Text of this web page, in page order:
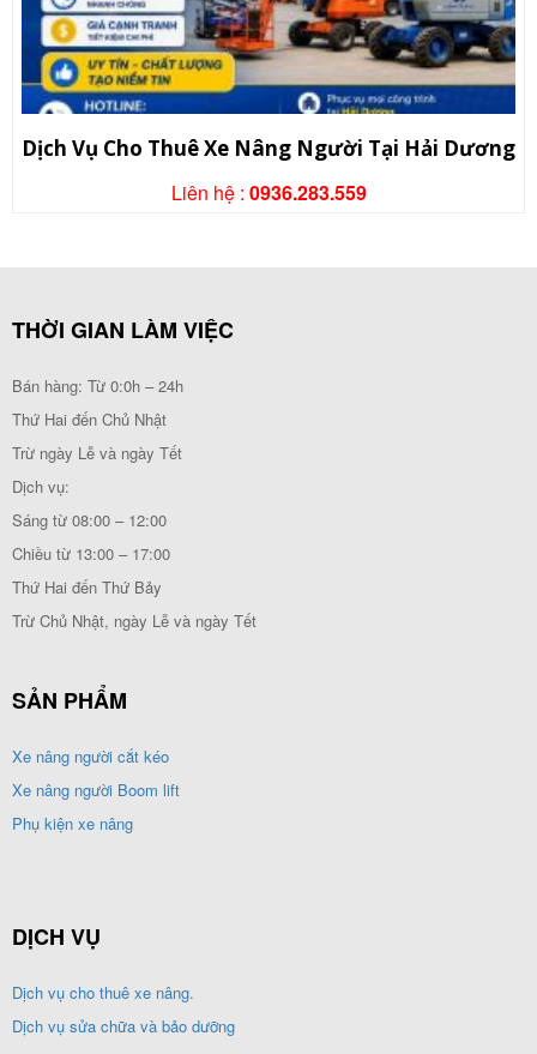
Dịch Vụ Cho Thuê Xe Nâng Người Tại Hải Dương
Liên hệ : 0936.283.559
THỜI GIAN LÀM VIỆC
Bán hàng: Từ 0:0h – 24h
Thứ Hai đến Chủ Nhật
Trừ ngày Lễ và ngày Tết
Dịch vụ:
Sáng từ 08:00 – 12:00
Chiều từ 13:00 – 17:00
Thứ Hai đến Thứ Bảy
Trừ Chủ Nhật, ngày Lễ và ngày Tết
SẢN PHẨM
Xe nâng người cắt kéo
Xe nâng người Boom lift
Phụ kiện xe nâng
DỊCH VỤ
Dịch vụ cho thuê xe nâng.
Dịch vụ sửa chữa và bảo dưỡng